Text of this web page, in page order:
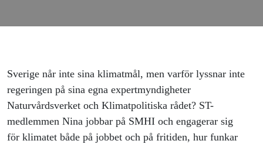
Sverige når inte sina klimatmål, men varför lyssnar inte
regeringen på sina egna expertmyndigheter
Naturvårdsverket och Klimatpolitiska rådet? ST-
medlemmen Nina jobbar på SMHI och engagerar sig
för klimatet både på jobbet och på fritiden, hur funkar